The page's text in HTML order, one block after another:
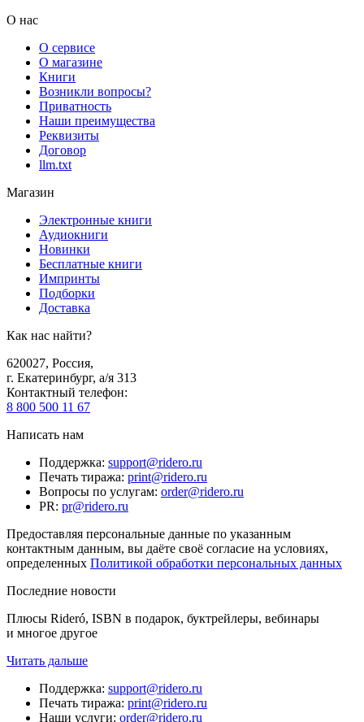
О нас
О сервисе
О магазине
Книги
Возникли вопросы?
Приватность
Наши преимущества
Реквизиты
Договор
llm.txt
Магазин
Электронные книги
Аудиокниги
Новинки
Бесплатные книги
Импринты
Подборки
Доставка
Как нас найти?
620027, Россия,
г. Екатеринбург, а/я 313
Контактный телефон:
8 800 500 11 67
Написать нам
Поддержка: support@ridero.ru
Печать тиража: print@ridero.ru
Вопросы по услугам: order@ridero.ru
PR: pr@ridero.ru
Предоставляя персональные данные по указанным
контактным данным, вы даёте своё согласие на условиях,
определенных Политикой обработки персональных данных
Последние новости
Плюсы Rideró, ISBN в подарок, буктрейлеры, вебинары
и многое другое
Читать дальше
Поддержка: support@ridero.ru
Печать тиража: print@ridero.ru
Наши услуги: order@ridero.ru